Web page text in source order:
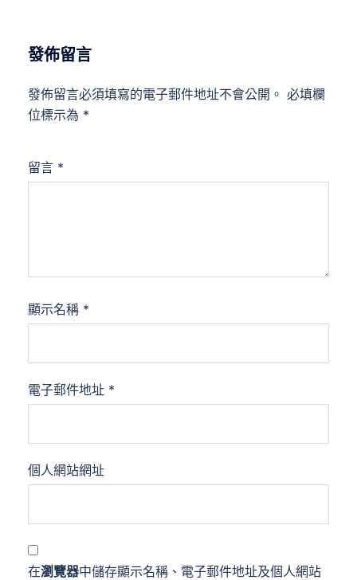
發佈留言
發佈留言必須填寫的電子郵件地址不會公開。 必填欄
位標示為 *
留言 *
顯示名稱 *
電子郵件地址 *
個人網站網址
在瀏覽器中儲存顯示名稱、電子郵件地址及個人網站